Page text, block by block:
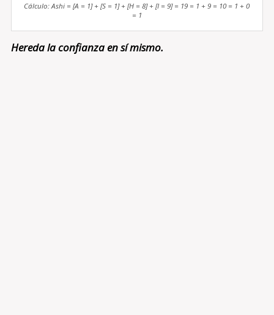
Cálculo: Ashi = [A = 1] + [S = 1] + [H = 8] + [I = 9] = 19 = 1 + 9 = 10 = 1 + 0
= 1
Hereda la confianza en sí mismo.